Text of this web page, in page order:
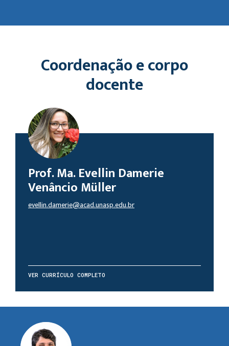
Coordenação e corpo
docente
Prof. Ma. Evellin Damerie
Venâncio Müller
evellin.damerie@acad.unasp.edu.br
VER CURRÍCULO COMPLETO